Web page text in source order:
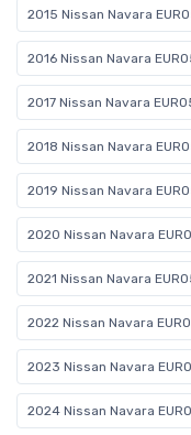
2015 Nissan Navara
2016 Nissan Navara
2017 Nissan Navara
2018 Nissan Navara
2019 Nissan Navara
2020 Nissan Navara
2021 Nissan Navara
2022 Nissan Navara
2023 Nissan Navara
2024 Nissan Navara